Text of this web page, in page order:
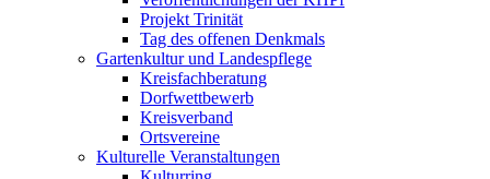
Projekt Trinität
Tag des offenen Denkmals
Gartenkultur und Landespflege
Kreisfachberatung
Dorfwettbewerb
Kreisverband
Ortsvereine
Kulturelle Veranstaltungen